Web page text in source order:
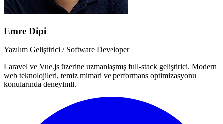
Emre Dipi
Yazılım Geliştirici / Software Developer
Laravel ve Vue.js üzerine uzmanlaşmış full-stack geliştirici. Modern
web teknolojileri, temiz mimari ve performans optimizasyonu
konularında deneyimli.